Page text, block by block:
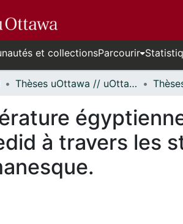
et collectionsParcourir
Thèses uOttawa // uOttawa Theses
à travers les